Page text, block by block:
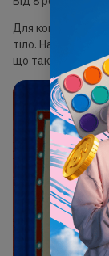
Для кого: для
тіло. Наприклад,
що таке полюції